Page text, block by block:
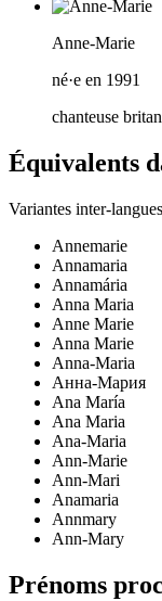
Anne-Marie
né·e en 1991
chanteuse
Équivalents
Variantes inter-
Annemarie
Annamaria
Annamária
Anna Maria
Anne Marie
Anna Marie
Anna-Maria
Анна-Мария
Ana María
Ana Maria
Ana-Maria
Ann-Marie
Ann-Mari
Anamaria
Annmary
Ann-Mary
Prénoms